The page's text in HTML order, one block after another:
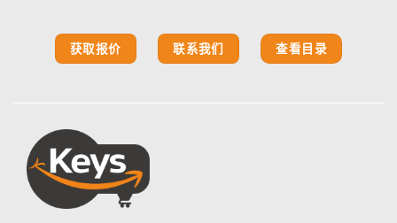
获取报价 联系我们 查看目录